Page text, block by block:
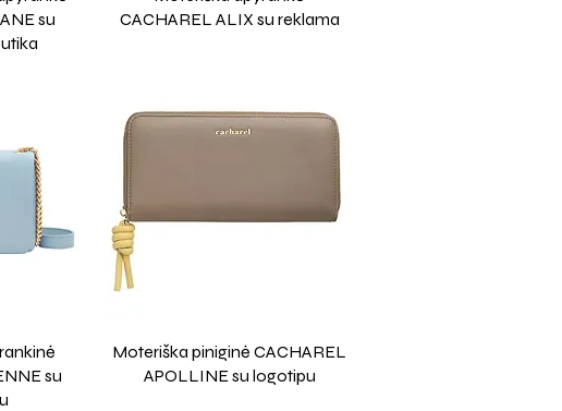
su
CACHAREL ALIX su reklama
su
Moteriška piniginė CACHAREL
APOLLINE su logotipu